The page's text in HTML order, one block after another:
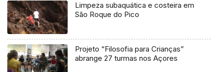
Limpeza subaquática e costeira em
São Roque do Pico
Projeto “Filosofia para Crianças”
abrange 27 turmas nos Açores